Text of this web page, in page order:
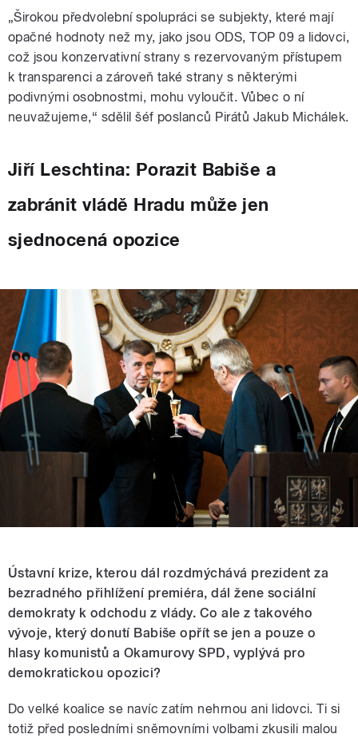
„Širokou předvolební spolupráci se subjekty, které mají
opačné hodnoty než my, jako jsou ODS, TOP 09 a lidovci,
což jsou konzervativní strany s rezervovaným přístupem
k transparenci a zároveň také strany s některými
podivnými osobnostmi, mohu vyloučit. Vůbec o ní
neuvažujeme,“ sdělil šéf poslanců Pirátů Jakub Michálek.
Jiří Leschtina: Porazit Babiše a
zabránit vládě Hradu může jen
sjednocená opozice
Ústavní krize, kterou dál rozdmýchává prezident za
bezradného přihlížení premiéra, dál žene sociální
demokraty k odchodu z vlády. Co ale z takového
vývoje, který donutí Babiše opřít se jen a pouze o
hlasy komunistů a Okamurovy SPD, vyplývá pro
demokratickou opozici?
Do velké koalice se navíc zatím nehrnou ani lidovci. Ti si
totiž před posledními sněmovními volbami zkusili malou